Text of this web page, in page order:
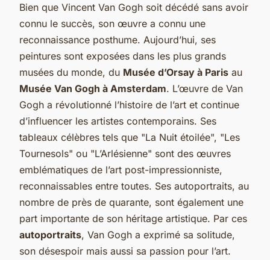
Bien que Vincent Van Gogh soit décédé sans avoir
connu le succès, son œuvre a connu une
reconnaissance posthume. Aujourd’hui, ses
peintures sont exposées dans les plus grands
musées du monde, du Musée d’Orsay à Paris au
Musée Van Gogh à Amsterdam. L’œuvre de Van
Gogh a révolutionné l’histoire de l’art et continue
d’influencer les artistes contemporains. Ses
tableaux célèbres tels que "La Nuit étoilée", "Les
Tournesols" ou "L’Arlésienne" sont des œuvres
emblématiques de l’art post-impressionniste,
reconnaissables entre toutes. Ses autoportraits, au
nombre de près de quarante, sont également une
part importante de son héritage artistique. Par ces
autoportraits, Van Gogh a exprimé sa solitude,
son désespoir mais aussi sa passion pour l’art.